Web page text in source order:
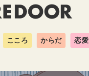
こころ からだ 恋愛